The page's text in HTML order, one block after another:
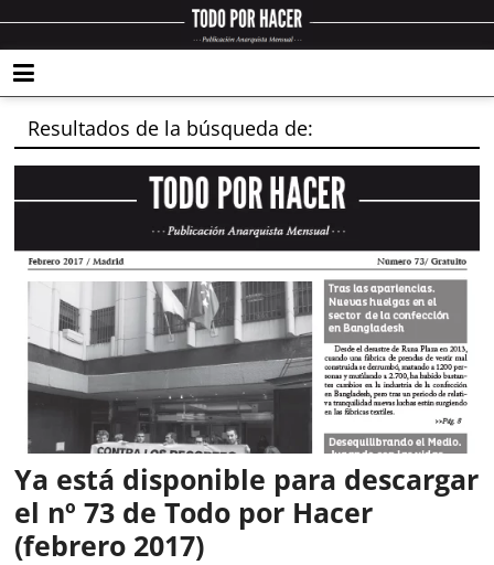
Resultados de la búsqueda de:
Ya está disponible para descargar
el nº 73 de Todo por Hacer
(febrero 2017)